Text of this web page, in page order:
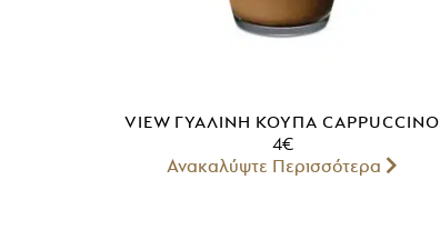
VIEW ΓΥΆΛΙΝΗ ΚΟΎΠΑ CAPPUCCINO
4€
Ανακαλύψτε Περισσότερα